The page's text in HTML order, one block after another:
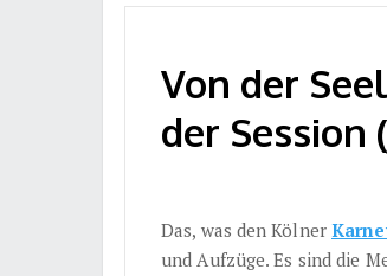
Von der
der Session
Das, was den Kölner
und Aufzüge. Es sind die